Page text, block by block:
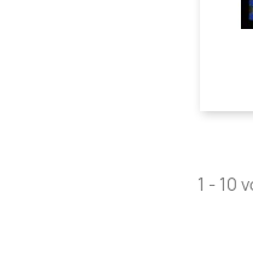
1 - 10